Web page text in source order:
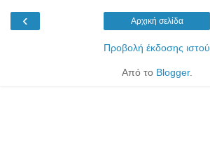
‹ Αρχική σελίδα
Προβολή έκδοσης ιστού
Από το Blogger.